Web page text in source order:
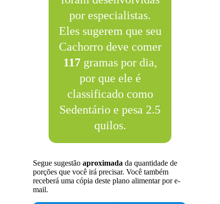
por especialistas.
Eles sugerem que seu
Cachorro deve comer
117gramas por dia,
por que ele é
classificado como
Sedentário e pesa 2.5
quilos.
Segue sugestãoaproximada da quantidade de
porções que você irá precisar. Você também
receberá uma cópia deste plano alimentar por e-
mail.